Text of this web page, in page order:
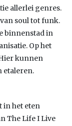
allerlei genres.
soul tot funk.
binnenstad in
Op het
kunnen
etaleren.
in het eten
The Life I Live